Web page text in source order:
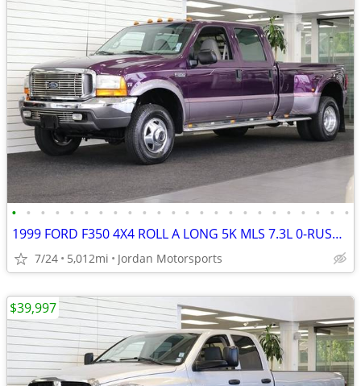
• • • • • • • • • • • • • • • • • • • • • • • •
1999 FORD F350 4X4 ROLL A LONG 5K MLS 7.3L 0-RUST F-350 2000 2001 2002
7/24 5,012mi Jordan Motorsports
$39,997